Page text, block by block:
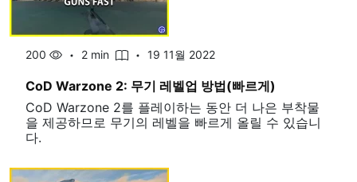
200 2 min 19 11월 2022
CoD Warzone 2: 무기 레벨업 방법(빠르게)
CoD Warzone 2를 플레이하는 동안 더 나은 부착물
을 제공하므로 무기의 레벨을 빠르게 올릴 수 있습니
다.